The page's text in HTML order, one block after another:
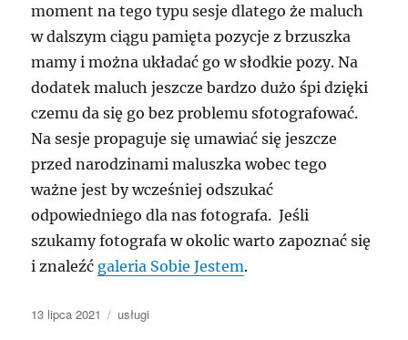
moment na tego typu sesje dlatego że maluch
w dalszym ciągu pamięta pozycje z brzuszka
mamy i można układać go w słodkie pozy. Na
dodatek maluch jeszcze bardzo dużo śpi dzięki
czemu da się go bez problemu sfotografować.
Na sesje propaguje się umawiać się jeszcze
przed narodzinami maluszka wobec tego
ważne jest by wcześniej odszukać
odpowiedniego dla nas fotografa. Jeśli
szukamy fotografa w okolic warto zapoznać się
i znaleźć galeria Sobie Jestem.
Data
13 lipca 2021 Kategorie
usługi